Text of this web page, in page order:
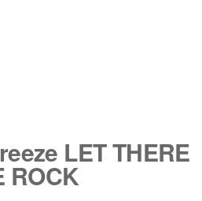
LET THERE
ROCK